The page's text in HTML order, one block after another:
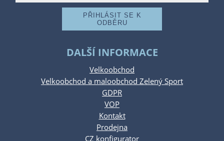
DALŠÍ INFORMACE
Velkoobchod
Velkoobchod a maloobchod Zelený Sport
GDPR
VOP
Kontakt
Prodejna